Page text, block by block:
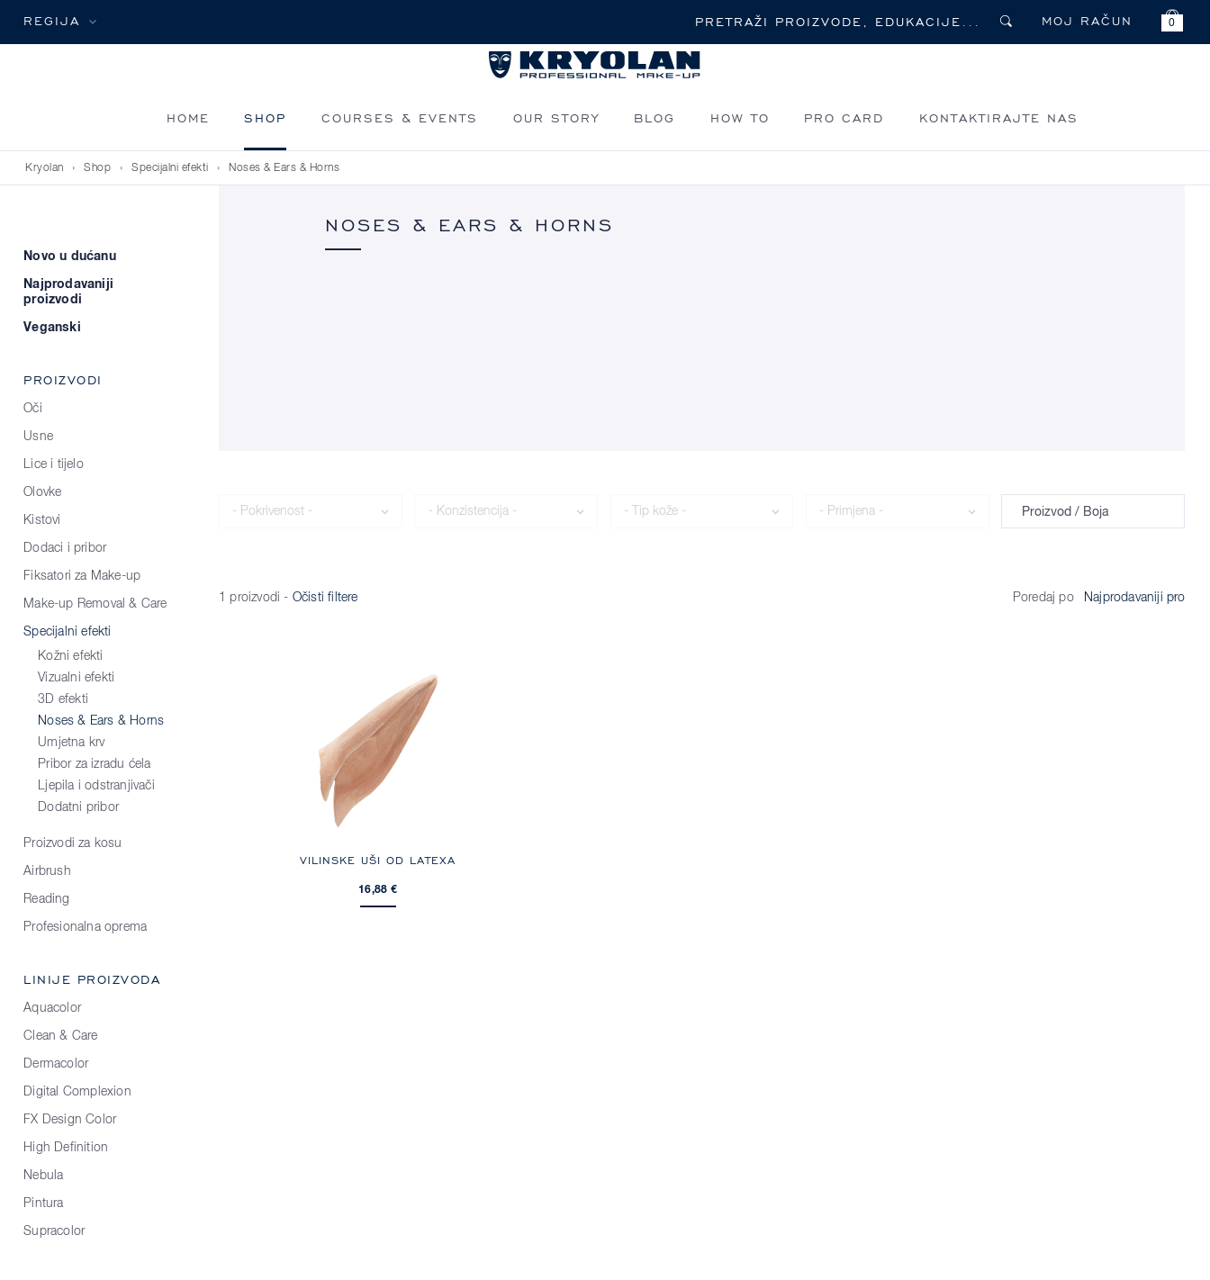
REGIJA MOJ RAČUN 0
HOME SHOP COURSES & EVENTS OUR STORY BLOG HOW TO PRO CARD KONTAKTIRAJTE NAS
Kryolan › Shop › Specijalni efekti › Noses & Ears & Horns
Novo u dućanu
Najprodavaniji
proizvodi
Veganski
PROIZVODI
Oči
Usne
Lice i tijelo
Olovke
Kistovi
Dodaci i pribor
Fiksatori za Make-up
Make-up Removal & Care
Specijalni efekti
Kožni efekti
Vizualni efekti
3D efekti
Noses & Ears & Horns
Umjetna krv
Pribor za izradu ćela
Ljepila i odstranjivači
Dodatni pribor
Proizvodi za kosu
Airbrush
Reading
Profesionalna oprema
LINIJE PROIZVODA
Aquacolor
Clean & Care
Dermacolor
Digital Complexion
FX Design Color
High Definition
Nebula
Pintura
Supracolor
NOSES & EARS & HORNS
Pokrivenost Konzistencija Tip kože Primjena Proizvod / Boja
1 proizvodi - Očisti filtere Poredaj po
VILINSKE UŠI OD LATEXA
16,88 €